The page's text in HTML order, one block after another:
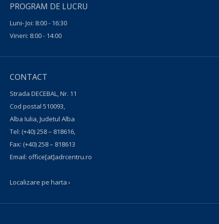
PROGRAM DE LUCRU
Luni- Joi: 8:00 - 16:30
Vineri: 8:00 - 14:00
CONTACT
Strada DECEBAL, Nr. 11
Cod postal 510093,
Alba Iulia, Judetul Alba
Tel: (+40) 258 – 818616,
Fax: (+40) 258 – 818613
Email: office[at]adrcentru.ro
Localizare pe harta ›